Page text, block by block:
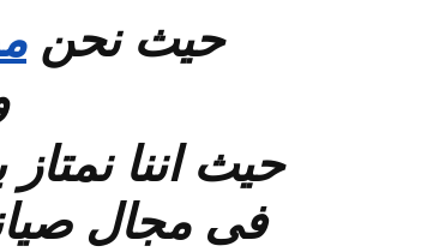
حيث نحن
حيث اننا